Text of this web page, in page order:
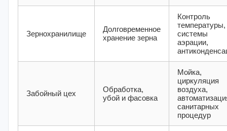
Зернохранилище
Долговременное
хранение зерна
Контроль
температуры,
системы
аэрации,
Забойный цех
Обработка,
убой и фасовка
Мойка,
циркуляция
воздуха,
санитарных
процедур